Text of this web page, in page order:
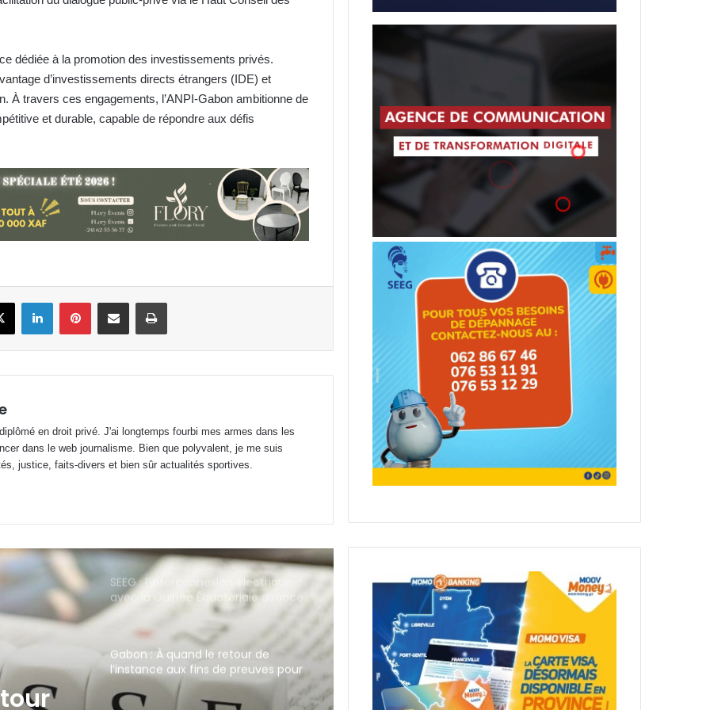
dédiée à la promotion des investissements privés.
d’investissements directs étrangers (IDE) et
À travers ces engagements, l’ANPI-Gabon ambitionne de
et durable, capable de répondre aux défis
X LinkedinPinterestPartager par email Imprimer
en droit privé. J'ai longtemps fourbi mes armes dans les
dans le web journalisme. Bien que polyvalent, je me suis
justice, faits-divers et bien sûr actualités sportives.
duo
financement au menu de la 45e
session
Prix de l’essence : Gabon, 2e pays
avec le litre de super le plus
masculines de football jusqu’en
2031 en Afrique !
mois, une écogarde décède !
Football : le cas Medwin Biteghe
peut-il rendre réticents les
binationaux ?
avec la Guinée Équatoriale avance
Gabon : À quand le retour de
l’instance aux fins de preuves pour
les médias ?
Panthères du Gabon : duo Migné-
Giresse, déjà la fin de la
gabonisation ?